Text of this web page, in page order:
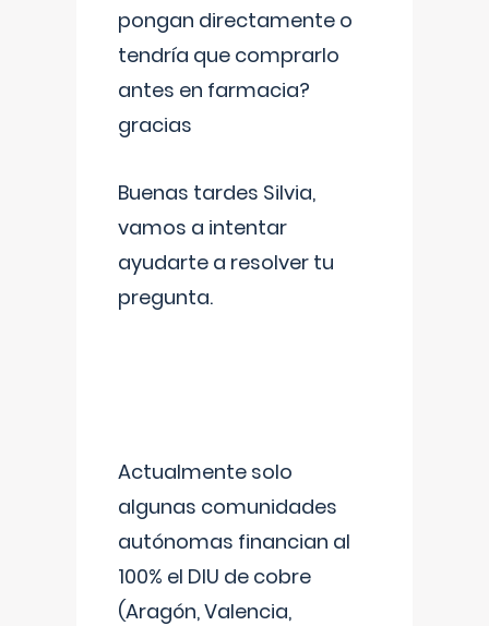
pongan directamente o
tendría que comprarlo
antes en farmacia?
gracias
Buenas tardes Silvia,
vamos a intentar
ayudarte a resolver tu
pregunta.
Actualmente solo
algunas comunidades
autónomas financian al
100% el DIU de cobre
(Aragón, Valencia,